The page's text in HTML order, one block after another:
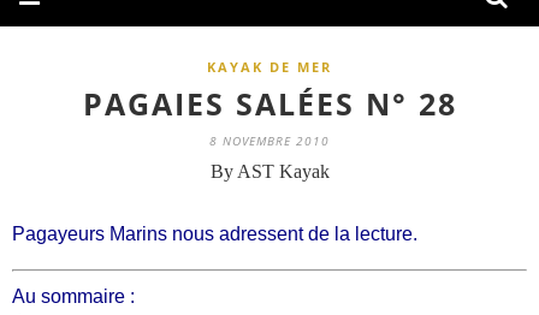
KAYAK DE MER
PAGAIES SALÉES N° 28
8 NOVEMBRE 2010
By AST Kayak
Pagayeurs Marins nous adressent de la lecture.
Au sommaire :